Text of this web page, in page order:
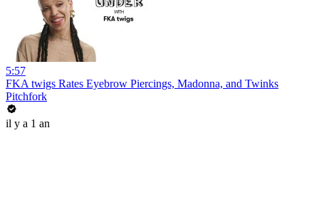
5:57
FKA twigs Rates Eyebrow Piercings, Madonna, and Twinks
Pitchfork
il y a 1 an